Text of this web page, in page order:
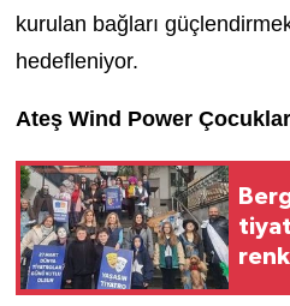
kurulan bağları
hedefleniyor.
Ateş Wind Power